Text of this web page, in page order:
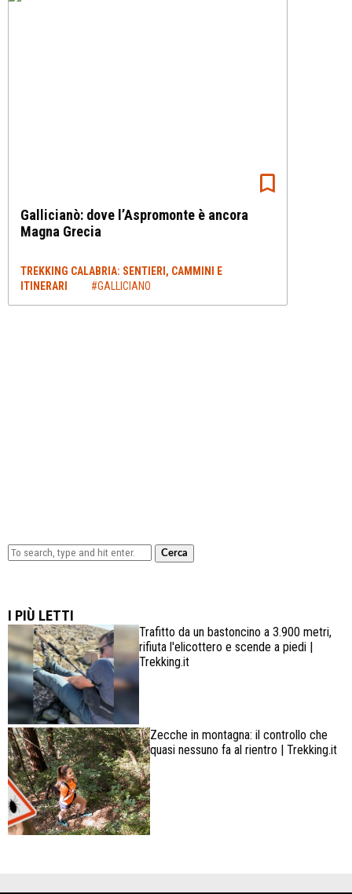
Gallicianò: dove l’Aspromonte è ancora
Magna Grecia
TREKKING CALABRIA: SENTIERI, CAMMINI E
ITINERARI
#GALLICIANO
Cerca
I PIÙ LETTI
Trafitto da un bastoncino a 3.900 metri,
rifiuta l'elicottero e scende a piedi |
Trekking.it
Zecche in montagna: il controllo che
quasi nessuno fa al rientro | Trekking.it